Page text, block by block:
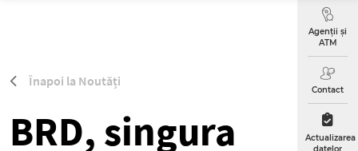
Agenții și
ATM
Contact
Actualizarea
Înapoi la Noutăți
BRD, singura